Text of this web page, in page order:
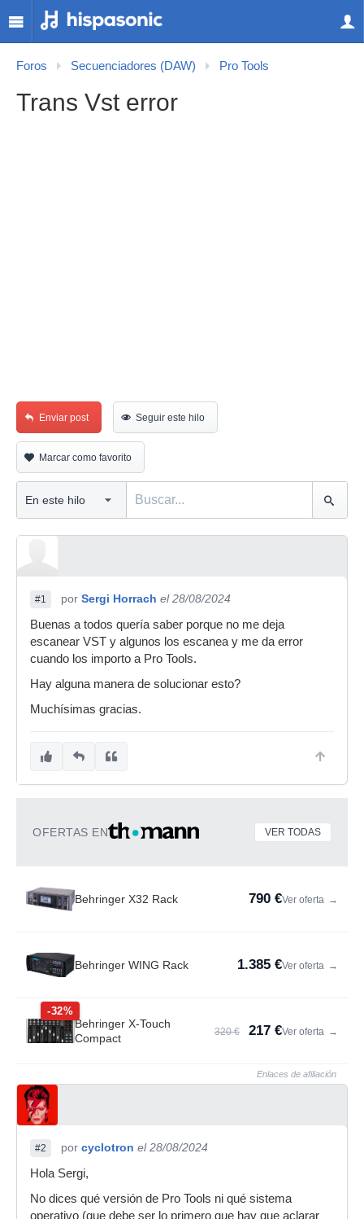
Foros Secuenciadores (DAW) Pro Tools
Trans Vst error
Enviar post Seguir este hilo
Marcar como favorito
#1 por Sergi Horrach el 28/08/2024
Buenas a todos quería saber porque no me deja
escanear VST y algunos los escanea y me da error
cuando los importo a Pro Tools.
Hay alguna manera de solucionar esto?
Muchísimas gracias.
OFERTAS EN VER TODAS
Behringer X32 Rack 790 €Ver oferta →
Behringer WING Rack 1.385 €Ver oferta →
-32%
Behringer X-Touch
Compact
320 € 217 €Ver oferta →
Enlaces de afiliación
#2 por cyclotron el 28/08/2024
Hola Sergi,
No dices qué versión de Pro Tools ni qué sistema
operativo (que debe ser lo primero que hay que aclarar